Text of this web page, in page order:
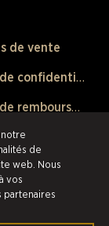
de vente
confidentialité
Tous droits
respectifs
affaire sous le
les produits et
de
web. Nous
vos
partenaires